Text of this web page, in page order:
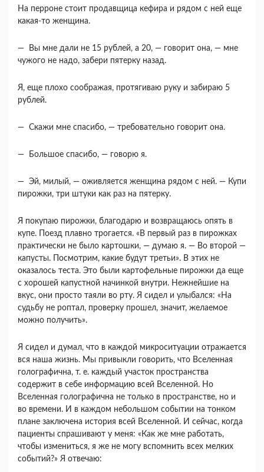
На перроне стоит продавщица кефира и рядом с ней еще
какая-то женщина.
— Вы мне дали не 15 рублей, а 20, — говорит она, — мне
чужого не надо, забери пятерку назад.
Я, еще плохо соображая, протягиваю руку и за­бираю 5
рублей.
— Скажи мне спасибо, — требовательно гово­рит она.
— Большое спасибо, — говорю я.
— Эй, милый, — оживляется женщина рядом с ней. — Купи
пирожки, три штуки как раз на пятерку.
Я покупаю пирожки, благодарю и возвращаюсь опять в
купе. Поезд плавно трогается. «В первый раз в пирожках
практически не было картош­ки, — думаю я. — Во второй —
капусты. Посмотрим, какие будут третьи». В этих не
оказалось теста. Это были картофельные пирожки да еще
с хоро­шей капустной начинкой внутри. Нежнейшие на
вкус, они просто таяли во рту. Я сидел и улыбал­ся: «На
судьбу не роптал, проверку прошел, зна­чит, желаемое
можно получить».
Я сидел и думал, что в каждой микроситуации отражается
вся наша жизнь. Мы привыкли гово­рить, что Вселенная
голографична, т. е. каждый участок пространства
содержит в себе информа­цию всей Вселенной. Но
Вселенная голографична не только в пространстве, но и
во времени. И в каждом небольшом событии на тонком
плане за­ключена история всей Вселенной. И сейчас, когда
пациенты спрашивают у меня: «Как же мне рабо­тать,
чтобы измениться, я же не могу вспомнить всех мелких
событий?» Я отвечаю: